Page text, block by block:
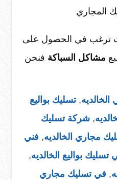
المجاري
ترغب في الحصول على
مشاكل السباكة فنحن
,تسليك بواليع
, شركة تسليك
مجاري الخالديه, فني
تسليك بواليع الخالديه,
, في تسليك مجاري